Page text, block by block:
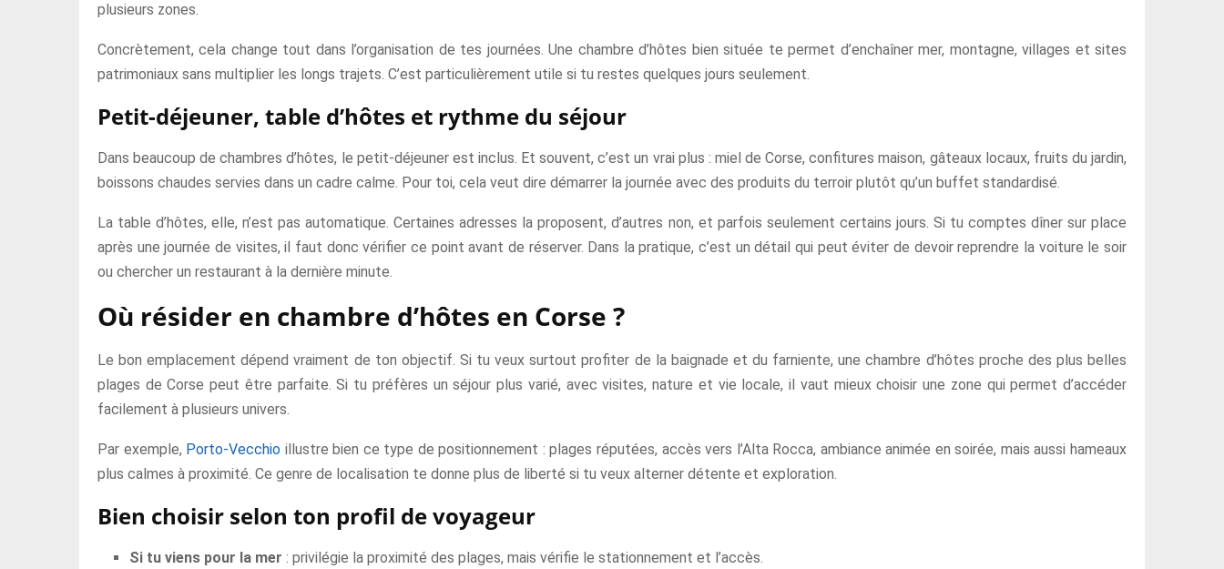
plusieurs zones.
Concrètement, cela change tout dans l’organisation de tes journées. Une chambre d’hôtes bien située te permet d’enchaîner mer, montagne, villages et sites
patrimoniaux sans multiplier les longs trajets. C’est particulièrement utile si tu restes quelques jours seulement.
Petit-déjeuner, table d’hôtes et rythme du séjour
Dans beaucoup de chambres d’hôtes, le petit-déjeuner est inclus. Et souvent, c’est un vrai plus : miel de Corse, confitures maison, gâteaux locaux, fruits du jardin,
boissons chaudes servies dans un cadre calme. Pour toi, cela veut dire démarrer la journée avec des produits du terroir plutôt qu’un buffet standardisé.
La table d’hôtes, elle, n’est pas automatique. Certaines adresses la proposent, d’autres non, et parfois seulement certains jours. Si tu comptes dîner sur place
après une journée de visites, il faut donc vérifier ce point avant de réserver. Dans la pratique, c’est un détail qui peut éviter de devoir reprendre la voiture le soir
ou chercher un restaurant à la dernière minute.
Où résider en chambre d’hôtes en Corse ?
Le bon emplacement dépend vraiment de ton objectif. Si tu veux surtout profiter de la baignade et du farniente, une chambre d’hôtes proche des plus belles
plages de Corse peut être parfaite. Si tu préfères un séjour plus varié, avec visites, nature et vie locale, il vaut mieux choisir une zone qui permet d’accéder
facilement à plusieurs univers.
Par exemple, Porto-Vecchio illustre bien ce type de positionnement : plages réputées, accès vers l’Alta Rocca, ambiance animée en soirée, mais aussi hameaux
plus calmes à proximité. Ce genre de localisation te donne plus de liberté si tu veux alterner détente et exploration.
Bien choisir selon ton profil de voyageur
Si tu viens pour la mer : privilégie la proximité des plages, mais vérifie le stationnement et l’accès.